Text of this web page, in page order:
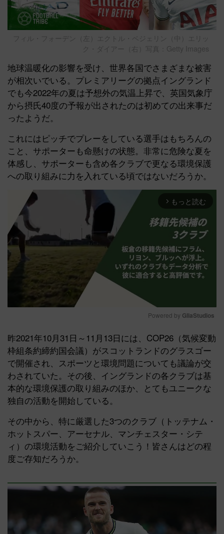
フィル・フォーデン（左）エクトル・ベジェリン（中）エリッ
ク・ダイアー（右）写真：Getty Images
地球温暖化の影響を受け、世界各国でさまざまな被害
が相次いでいる。プレミアリーグの拠点イングランド
でも今2022年の夏は予想外の気温上昇で、英国気象庁
から摂氏40度の予報が出されたのは初めての出来事だ
ったようだ。
これにはピッチでプレーをしている選手はもちろんの
こと、サポーターも命懸けの状態。非常に危険な夏を
体感し、サポーターも含め各クラブで更なる環境保護
への取り組みに力を入れている頃ではないだろうか。
arrow_forward_ios もっと読む
Mute
Powered by GliaStudios
昨2021年10月31日～11月13日には、COP26（気候変動
枠組条約締約国会議）がスコットランドのグラスゴー
で開催され、スポーツと環境問題についても議論が交
わされていた。その後、イングランドの各クラブは基
本的な環境保護の取り組みのほか、とてもユニークな
独自の活動を開始している。
その中から、特に厳選した3つのクラブ（トッテナム・
ホットスパー、アーセナル、マンチェスター・シテ
ィ）の環境活動をご紹介していこう！皆さんはどの程
度ご存知だろうか。